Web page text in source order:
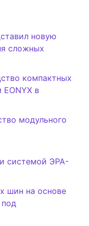
новую
сложных
компактных
в
модульного
системой ЭРА-
шин на основе